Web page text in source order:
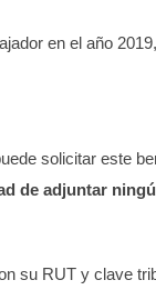
en el año
solicitar este
de adjuntar
su RUT y clave